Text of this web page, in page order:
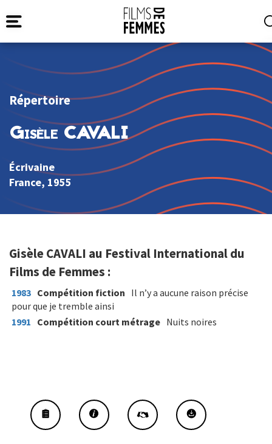
Répertoire
Gisèle CAVALI
Écrivaine
France, 1955
Gisèle CAVALI au Festival International du
Films de Femmes :
1983 Compétition fiction Il n’y a aucune raison précise
pour que je tremble ainsi
1991 Compétition court métrage Nuits noires